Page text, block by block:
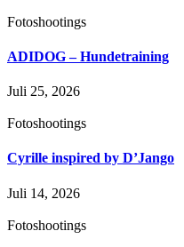
Fotoshootings
ADIDOG – Hundetraining
Juli 25, 2026
Fotoshootings
Cyrille inspired by D’Jango
Juli 14, 2026
Fotoshootings